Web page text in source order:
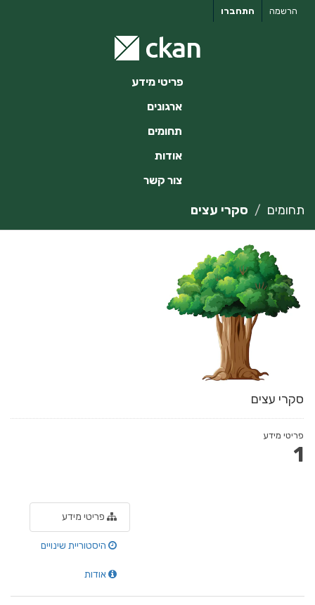
התחברו הרשמה
פריטי מידע
ארגונים
תחומים
אודות
צור קשר
תחומים סקרי עצים
סקרי עצים
פריטי מידע
1
פריטי מידע
היסטוריית שינויים
אודות